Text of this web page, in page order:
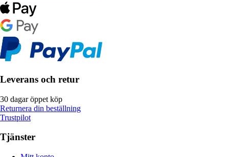
Leverans och retur
30 dagar öppet köp
Returnera din beställning
Trustpilot
Tjänster